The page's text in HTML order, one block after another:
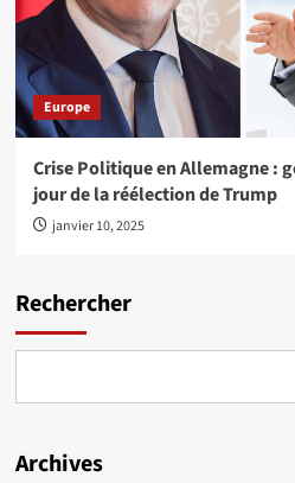
Europe
Crise Politique en Allemagne :
jour de la réélection de Trump
janvier 10, 2025
Rechercher
Archives